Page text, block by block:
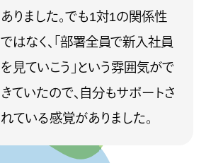
ありました。でも1対1の関係性
ではなく、「部署全員で新入社員
を見ていこう」という雰囲気がで
きていたので、自分もサポートさ
れている感覚がありました。